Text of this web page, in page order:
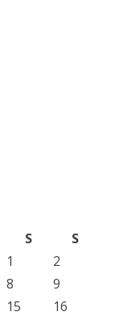
S
S
1
2
8
9
15
16